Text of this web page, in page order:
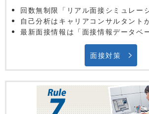
回数無制限「リアル面接シミュレー
自己分析はキャリアコンサルタント
最新面接情報は「面接情報データベ
面接対策